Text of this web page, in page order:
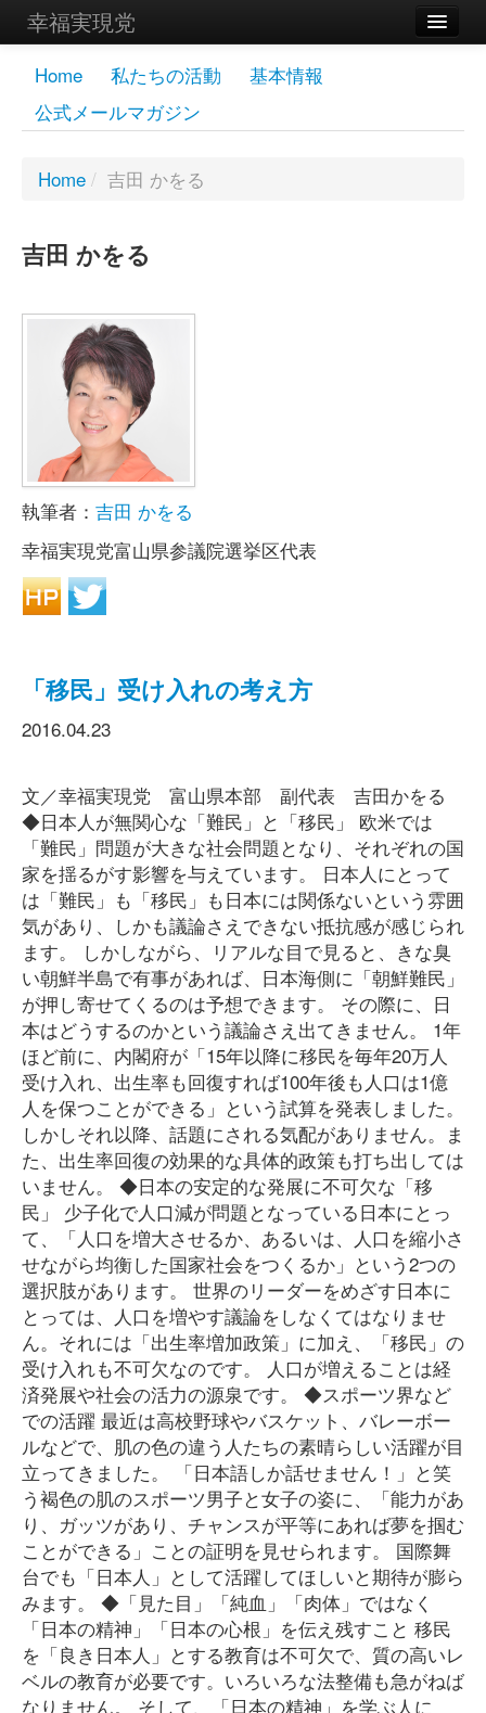
幸福実現党
メンバーズページ
党員
幸福の科学グループ
Home 私たちの活動
基本情報
公式メールマガジン
Home / 吉田 かをる
吉田 かをる
執筆者： 吉田 かをる
幸福実現党富山県参議院選挙区代表
「移民」受け入れの考え方
2016.04.23
文／幸福実現党 富山県本部 副代表 吉田かをる
◆日本人が無関心な「難民」と「移民」 欧米では
「難民」問題が大きな社会問題となり、それぞれの国
家を揺るがす影響を与えています。 日本人にとって
は「難民」も「移民」も日本には関係ないという雰囲
気があり、しかも議論さえできない抵抗感が感じられ
ます。 しかしながら、リアルな目で見ると、きな臭
い朝鮮半島で有事があれば、日本海側に「朝鮮難民」
が押し寄せてくるのは予想できます。 その際に、日
本はどうするのかという議論さえ出てきません。 1年
ほど前に、内閣府が「15年以降に移民を毎年20万人
受け入れ、出生率も回復すれば100年後も人口は1億
人を保つことができる」という試算を発表しました。
しかしそれ以降、話題にされる気配がありません。ま
た、出生率回復の効果的な具体的政策も打ち出しては
いません。 ◆日本の安定的な発展に不可欠な「移
民」 少子化で人口減が問題となっている日本にとっ
て、「人口を増大させるか、あるいは、人口を縮小さ
せながら均衡した国家社会をつくるか」という2つの
選択肢があります。 世界のリーダーをめざす日本に
とっては、人口を増やす議論をしなくてはなりませ
ん。それには「出生率増加政策」に加え、「移民」の
受け入れも不可欠なのです。 人口が増えることは経
済発展や社会の活力の源泉です。 ◆スポーツ界など
での活躍 最近は高校野球やバスケット、バレーボー
ルなどで、肌の色の違う人たちの素晴らしい活躍が目
立ってきました。 「日本語しか話せません！」と笑
う褐色の肌のスポーツ男子と女子の姿に、「能力があ
り、ガッツがあり、チャンスが平等にあれば夢を掴む
ことができる」ことの証明を見せられます。 国際舞
台でも「日本人」として活躍してほしいと期待が膨ら
みます。 ◆「見た目」「純血」「肉体」ではなく
「日本の精神」「日本の心根」を伝え残すこと 移民
を「良き日本人」とする教育は不可欠で、質の高いレ
ベルの教育が必要です。いろいろな法整備も急がねば
なりません。 そして、「日本の精神」を学ぶ人に